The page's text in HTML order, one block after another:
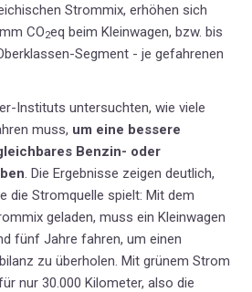
Strommix, erhöhen sich
CO2eq beim Kleinwagen, bzw. bis
Segment - je gefahrenen
Instituts untersuchten, wie viele
muss, um eine bessere
Benzin- oder
. Die Ergebnisse zeigen deutlich,
die Stromquelle spielt: Mit dem
geladen, muss ein Kleinwagen
fünf Jahre fahren, um einen
zu überholen. Mit grünem Strom
nur 30.000 Kilometer, also die